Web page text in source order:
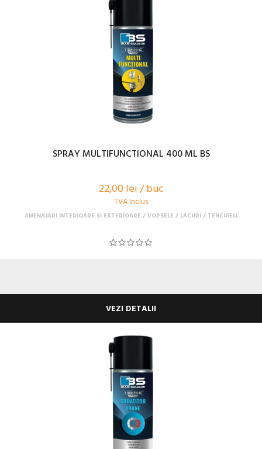
SPRAY MULTIFUNCTIONAL 400 ML BS
22,00 lei / buc
TVA Inclus
AMENAJARI INTERIOARE SI EXTERIOARE VOPSELE / LACURI / TENCUIELI
VEZI DETALII